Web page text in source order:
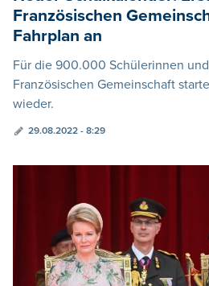
Französischen
Fahrplan an
Für die 900.000 Schülerinnen
Französischen Gemeinschaft
wieder.
29.08.2022 - 8:29